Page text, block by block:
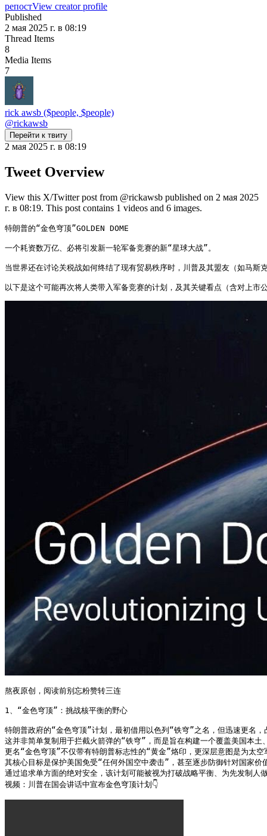
репостView creator profile
Published
2 мая 2025 г. в 08:19
Thread Items
8
Media Items
7
rick awsb ($people, $people)
@rickawsb
Перейти к твиту
2 мая 2025 г. в 08:19
Tweet Overview
View this X/Twitter post from @rickawsb published on 2 мая 2025
г. в 08:19. This post contains 1 videos and 6 images.
特朗普的“金色穹顶”GOLDEN DOME
一个耗资数万亿、必将引发新一轮军备竞赛的新“星球大战”。
当世界还在讨论关税战如何终结了现有贸易秩序时，川普及其盟友（如
以下是这个可能再次将人类带入军备竞赛的计划，及其关键看点（含对上
熬夜原创，阅读前别忘粉赞转三连
1、“金色穹顶”：挑战核平衡的野心
特朗普政府的“金色穹顶”计划，最初借用以色列“铁穹”之名，但迅速更名
这并非简单复制用于拦截火箭弹的“铁穹”，而是旨在构建一个覆盖美国本
更名“金色穹顶”不仅带有特朗普标志性的“黄金”烙印，更深层意图是为太空
其核心目标是保护美国免受“任何外国空中袭击”，甚至逐步防御针对国家
通过追求单方面的绝对安全，该计划可能被视为打破战略平衡、为先发制
视频：川普在国会讲话中宣布金色穹顶计划👇